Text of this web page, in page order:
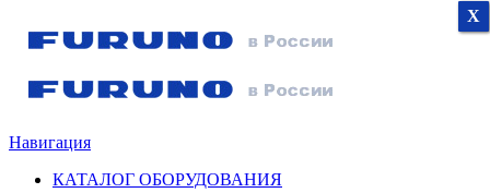
Навигация
КАТАЛОГ ОБОРУДОВАНИЯ
X
X
X